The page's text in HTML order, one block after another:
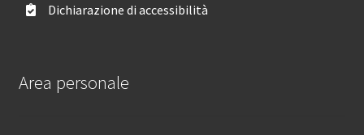
Dichiarazione di accessibilità
Area personale